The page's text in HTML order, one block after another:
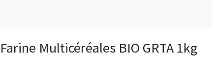
Farine Multicéréales BIO GRTA 1kg